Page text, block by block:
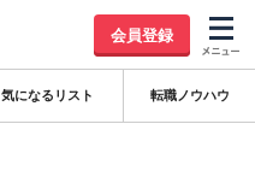
会員登録
気になるリスト 転職ノウハウ